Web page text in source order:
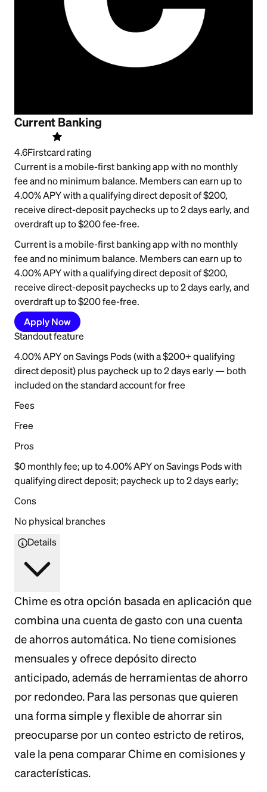
Current Banking
4.6Firstcard rating
Current is a mobile-first banking app with no monthly
fee and no minimum balance. Members can earn up to
4.00% APY with a qualifying direct deposit of $200,
receive direct-deposit paychecks up to 2 days early, and
overdraft up to $200 fee-free.
Current is a mobile-first banking app with no monthly
fee and no minimum balance. Members can earn up to
4.00% APY with a qualifying direct deposit of $200,
receive direct-deposit paychecks up to 2 days early, and
overdraft up to $200 fee-free.
Apply Now
Standout feature
4.00% APY on Savings Pods (with a $200+ qualifying
direct deposit) plus paycheck up to 2 days early — both
included on the standard account for free
Fees
Free
Pros
$0 monthly fee; up to 4.00% APY on Savings Pods with
qualifying direct deposit; paycheck up to 2 days early;
Cons
No physical branches
Details
Chime es otra opción basada en aplicación que
combina una cuenta de gasto con una cuenta
de ahorros automática. No tiene comisiones
mensuales y ofrece depósito directo
anticipado, además de herramientas de ahorro
por redondeo. Para las personas que quieren
una forma simple y flexible de ahorrar sin
preocuparse por un conteo estricto de retiros,
vale la pena comparar Chime en comisiones y
características.